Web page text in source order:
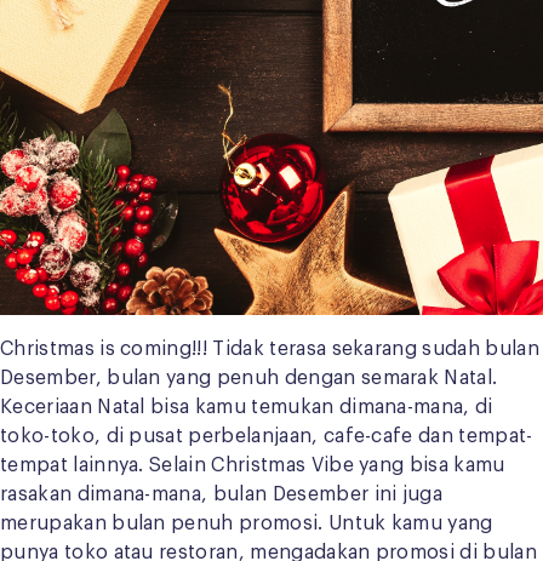
Christmas is coming!!! Tidak terasa sekarang sudah bulan
Desember, bulan yang penuh dengan semarak Natal.
Keceriaan Natal bisa kamu temukan dimana-mana, di
toko-toko, di pusat perbelanjaan, cafe-cafe dan tempat-
tempat lainnya. Selain Christmas Vibe yang bisa kamu
rasakan dimana-mana, bulan Desember ini juga
merupakan bulan penuh promosi. Untuk kamu yang
punya toko atau restoran, mengadakan promosi di bulan